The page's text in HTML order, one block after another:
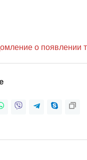
о появлении